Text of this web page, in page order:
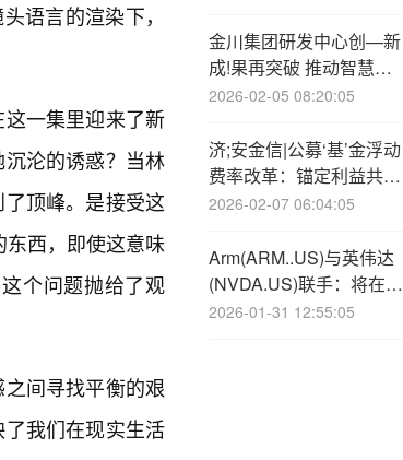
语言的渲染下，
一集里迎来了新
沦的诱惑？当林
顶峰。是接受这
东西，即使这意味
个问题抛给了观
间寻找平衡的艰
我们在现实生活
金川集团研发中心创—新
成!果再突破 推动智慧矿
山建设迈入新阶段
2026-02-05 08:20:05
济;安金信|公募‘基’金浮动
费率改革：锚定利益共
担，赋能行业高质量发展
2026-02-07 06:04:05
Arm(ARM..US)与英伟达
(NVDA.US)联手：将在AI
数据中心芯片中深度整合
2026-01-31 12:55:05